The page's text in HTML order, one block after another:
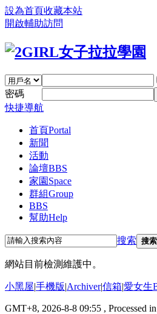
設為首頁收藏本站
開啟輔助訪問
密碼
快捷導航
首頁Portal
新聞
活動
論壇BBS
家園 Space
群組Group
BBS
幫助Help
搜索 搜索
網站目前檢測維護中。
小黑屋|手機版|Archiver|信箱|愛女生
GMT+8, 2026-8-8 09:55 , Processed